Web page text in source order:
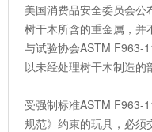
美国消费品安全委员会
树干木所含的重金属，并
与试验协会ASTM F963-
以未经处理树干木制造的
受强制标准ASTM F963-
规范》约束的玩具，必须